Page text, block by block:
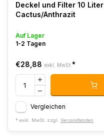
Deckel und Filter 10 Liter
Cactus/Anthrazit
Auf Lager
1-2 Tagen
€28,88 exkl. MwSt. *
Vergleichen
* exkl. MwSt. zzgl. Versandkosten